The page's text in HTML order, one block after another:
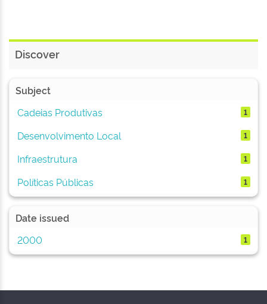
Discover
Subject
Cadeias Produtivas
1
Desenvolvimento Local 1
Infraestrutura 1
Políticas Públicas 1
Date issued
2000
1